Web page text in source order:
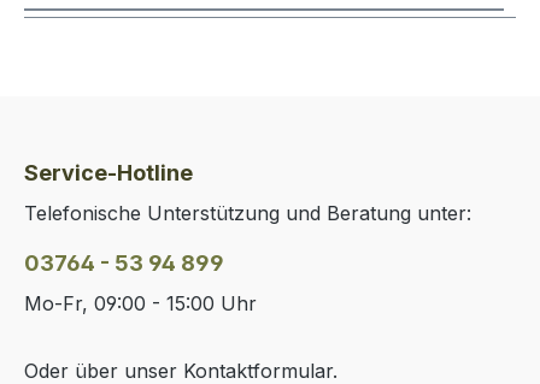
Service-Hotline
Telefonische Unterstützung und Beratung unter:
03764 - 53 94 899
Mo-Fr, 09:00 - 15:00 Uhr
Oder über unser Kontaktformular.